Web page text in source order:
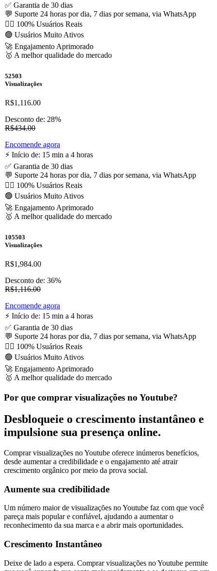
✅ Garantia de 30 dias
💬 Suporte 24 horas por dia, 7 dias por semana, via WhatsApp
🙋‍♂️ 100% Usuários Reais
🟢 Usuários Muito Ativos
🚀 Engajamento Aprimorado
🥇 A melhor qualidade do mercado
52503
Visualizações
R$1,116.00
Desconto de: 28%
R$434.00
Encomende agora
⚡️ Início de: 15 min a 4 horas
✅ Garantia de 30 dias
💬 Suporte 24 horas por dia, 7 dias por semana, via WhatsApp
🙋‍♂️ 100% Usuários Reais
🟢 Usuários Muito Ativos
🚀 Engajamento Aprimorado
🥇 A melhor qualidade do mercado
105503
Visualizações
R$1,984.00
Desconto de: 36%
R$1,116.00
Encomende agora
⚡️ Início de: 15 min a 4 horas
✅ Garantia de 30 dias
💬 Suporte 24 horas por dia, 7 dias por semana, via WhatsApp
🙋‍♂️ 100% Usuários Reais
🟢 Usuários Muito Ativos
🚀 Engajamento Aprimorado
🥇 A melhor qualidade do mercado
Por que comprar visualizações no Youtube?
Desbloqueie o crescimento instantâneo e
impulsione sua presença online.
Comprar visualizações no Youtube oferece inúmeros benefícios,
desde aumentar a credibilidade e o engajamento até atrair
crescimento orgânico por meio da prova social.
Aumente sua credibilidade
Um número maior de visualizações no Youtube faz com que você
pareça mais popular e confiável, ajudando a aumentar o
reconhecimento da sua marca e a abrir mais oportunidades.
Crescimento Instantâneo
Deixe de lado a espera. Comprar visualizações no Youtube permite